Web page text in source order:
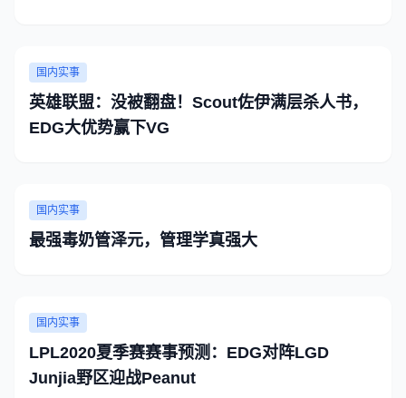
国内实事
英雄联盟：没被翻盘！Scout佐伊满层杀人书，
EDG大优势赢下VG
国内实事
最强毒奶管泽元，管理学真强大
国内实事
LPL2020夏季赛赛事预测：EDG对阵LGD
Junjia野区迎战Peanut